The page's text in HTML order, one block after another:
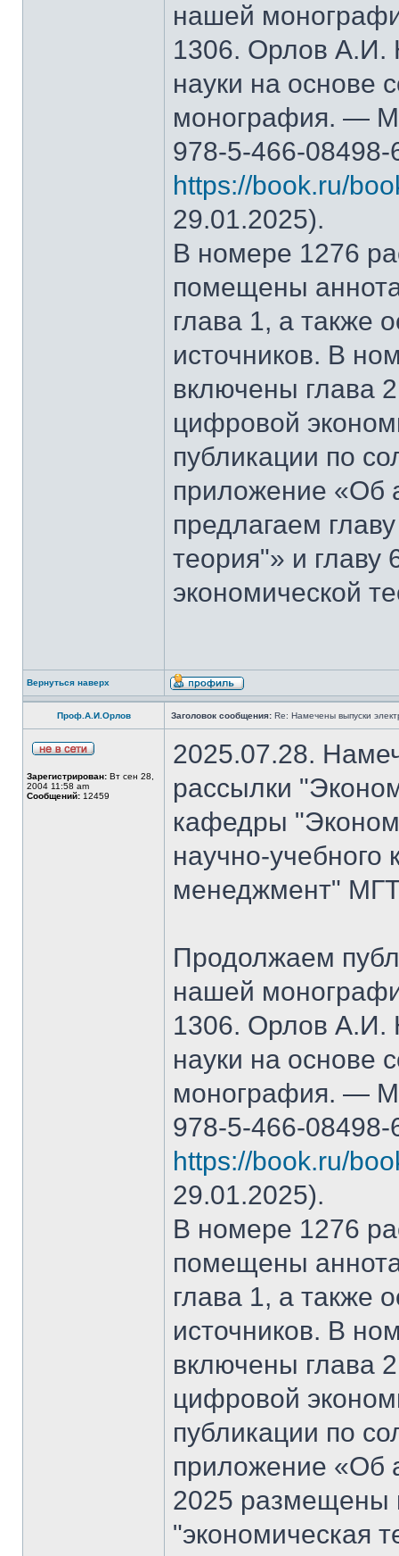
нашей
1306. Орлов А.И.
науки на основе
монография. —
978-5-466-
https://book.ru/
29.01.2025).
В номере 1276
помещены
глава 1, а также
источников. В
включены глава
цифровой
публикации по
приложение «Об
предлагаем
теория"» и главу
экономической
Вернуться наверх
Проф.А.И.Орлов Заголовок сообщения: Re: Намечены выпуски
Зарегистрирован: Вт сен 28,
2004 11:58 am
Сообщений: 12459
2025.07.28.
рассылки
кафедры
научно-
менеджмент"
Продолжаем
нашей
1306. Орлов А.И.
науки на основе
монография. —
978-5-466-
https://book.ru/
29.01.2025).
В номере 1276
помещены
глава 1, а также
источников. В
включены глава
цифровой
публикации по
приложение «Об
2025 размещены
"экономическая